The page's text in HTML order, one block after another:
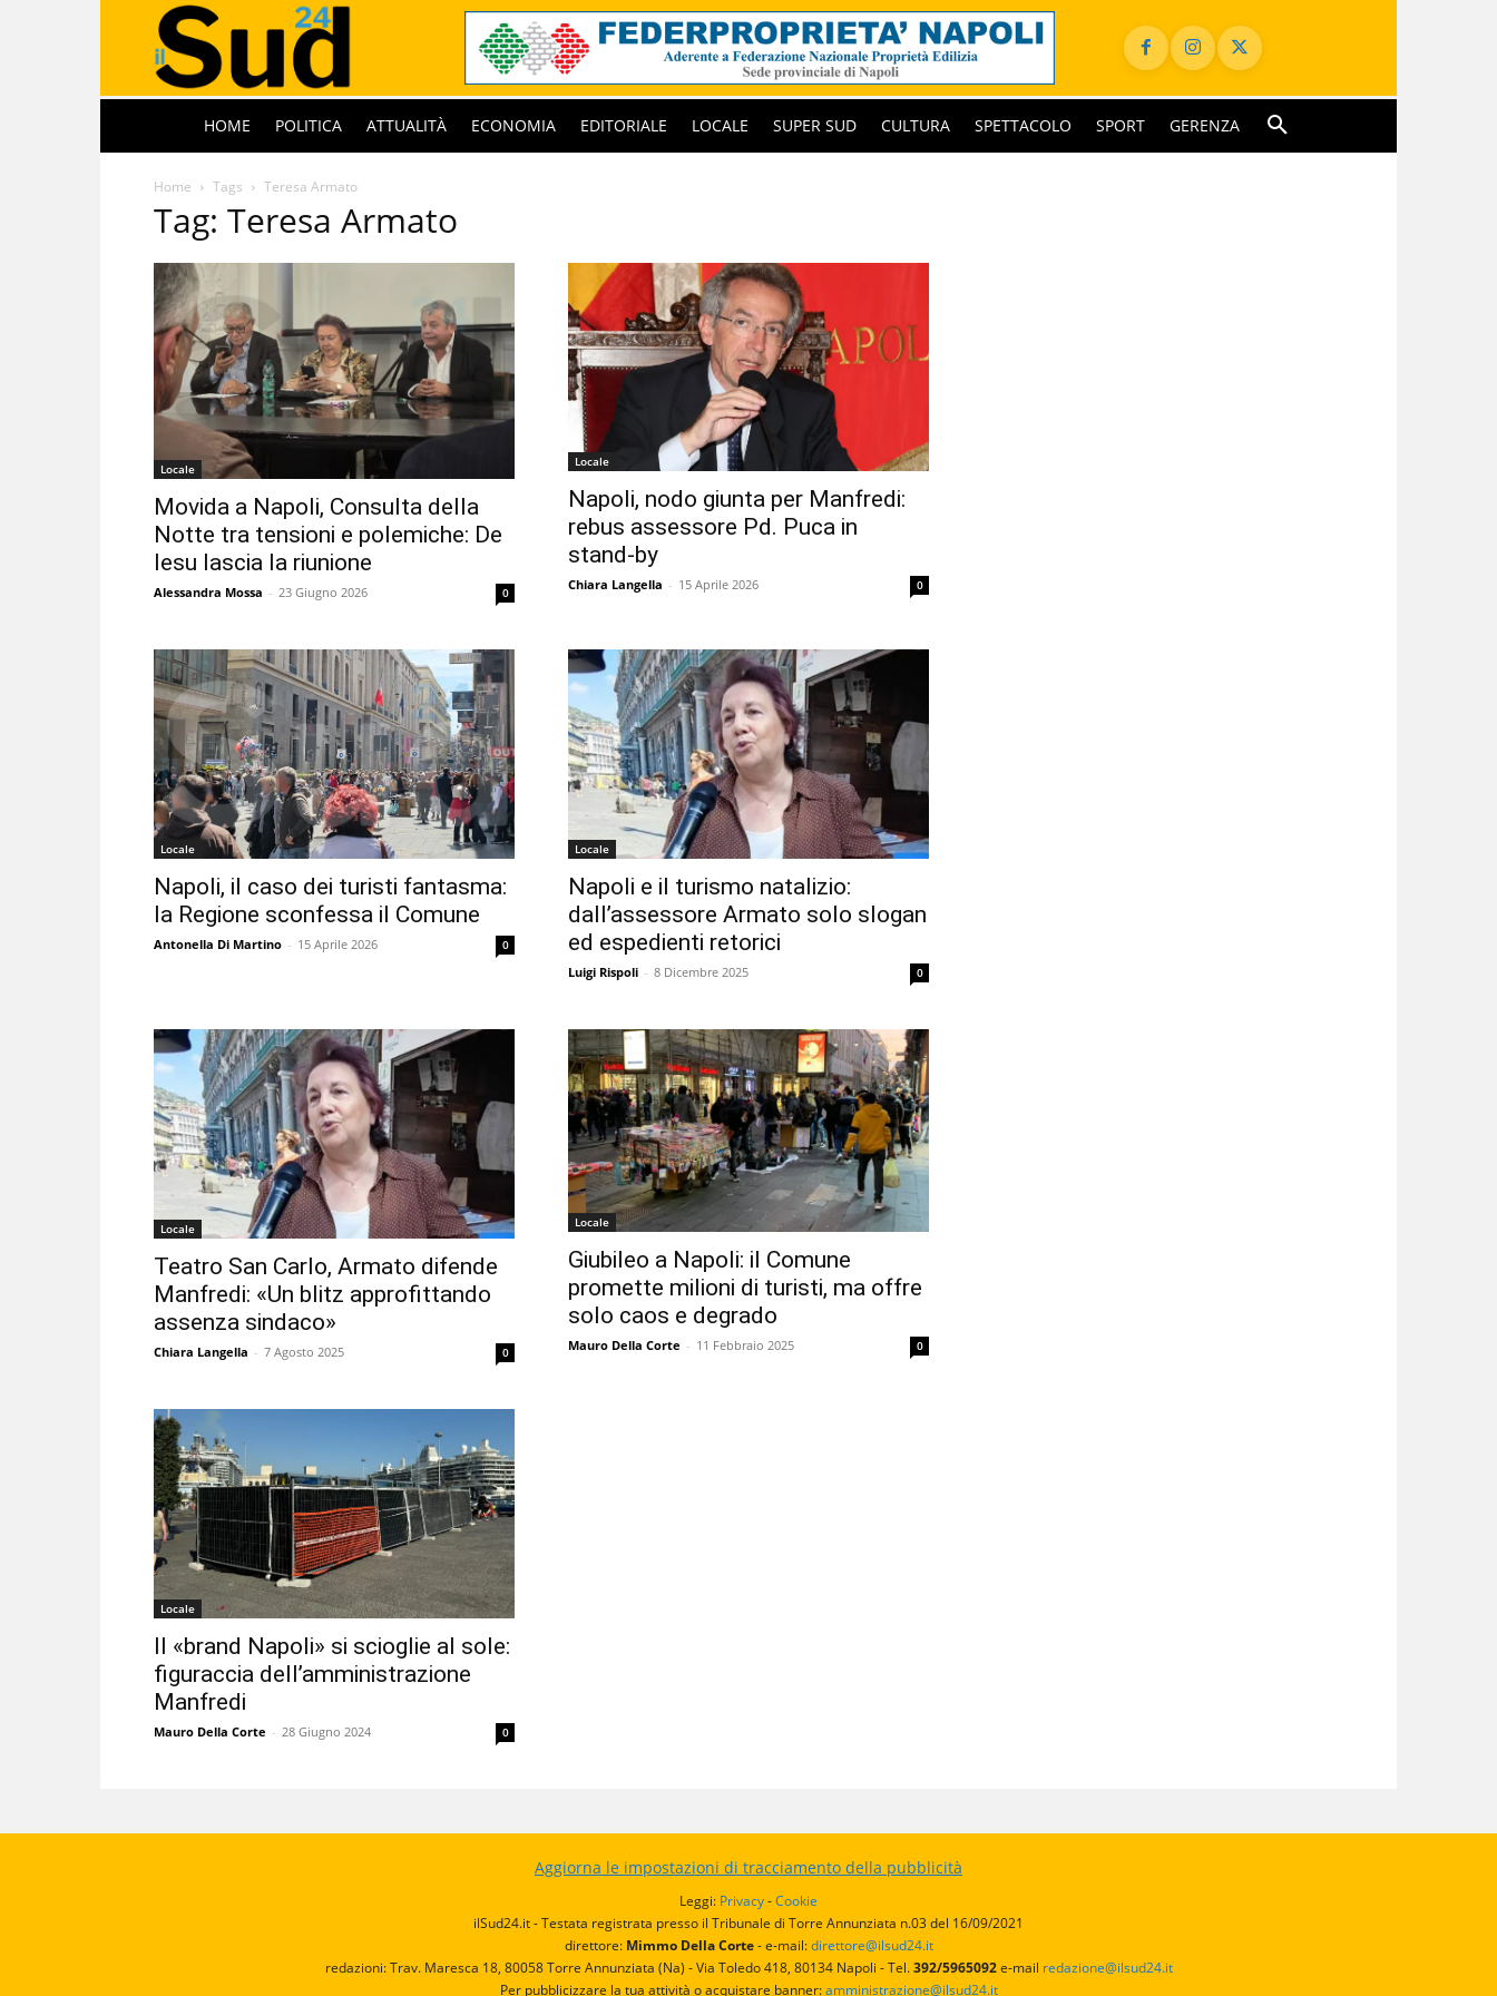
HOME POLITICA ATTUALITÀ ECONOMIA EDITORIALE LOCALE SUPER SUD CULTURA SPETTACOLO SPORT GERENZA
Home Tags Teresa Armato
Tag: Teresa Armato
Locale
Movida a Napoli, Consulta della
Notte tra tensioni e polemiche: De
Iesu lascia la riunione
Alessandra Mossa - 23 Giugno 2026 0
Locale
Napoli, nodo giunta per Manfredi:
rebus assessore Pd. Puca in
stand-by
Chiara Langella - 15 Aprile 2026 0
Locale
Napoli, il caso dei turisti fantasma:
la Regione sconfessa il Comune
Antonella Di Martino - 15 Aprile 2026 0
Locale
Napoli e il turismo natalizio:
dall’assessore Armato solo slogan
ed espedienti retorici
Luigi Rispoli - 8 Dicembre 2025 0
Locale
Teatro San Carlo, Armato difende
Manfredi: «Un blitz approfittando
assenza sindaco»
Chiara Langella - 7 Agosto 2025 0
Locale
Giubileo a Napoli: il Comune
promette milioni di turisti, ma offre
solo caos e degrado
Mauro Della Corte - 11 Febbraio 2025 0
Locale
Il «brand Napoli» si scioglie al sole:
figuraccia dell’amministrazione
Manfredi
Mauro Della Corte - 28 Giugno 2024 0
Aggiorna le impostazioni di tracciamento della pubblicità
Leggi: Privacy-Cookie
ilSud24.it - Testata registrata presso il Tribunale di Torre Annunziata n.03 del 16/09/2021
direttore:Mimmo Della Corte- e-mail:direttore@ilsud24.it
redazioni: Trav. Maresca 18, 80058 Torre Annunziata (Na) - Via Toledo 418, 80134 Napoli - Tel.392/5965092e-mail redazione@ilsud24.it
Per pubblicizzare la tua attività o acquistare banner:amministrazione@ilsud24.it